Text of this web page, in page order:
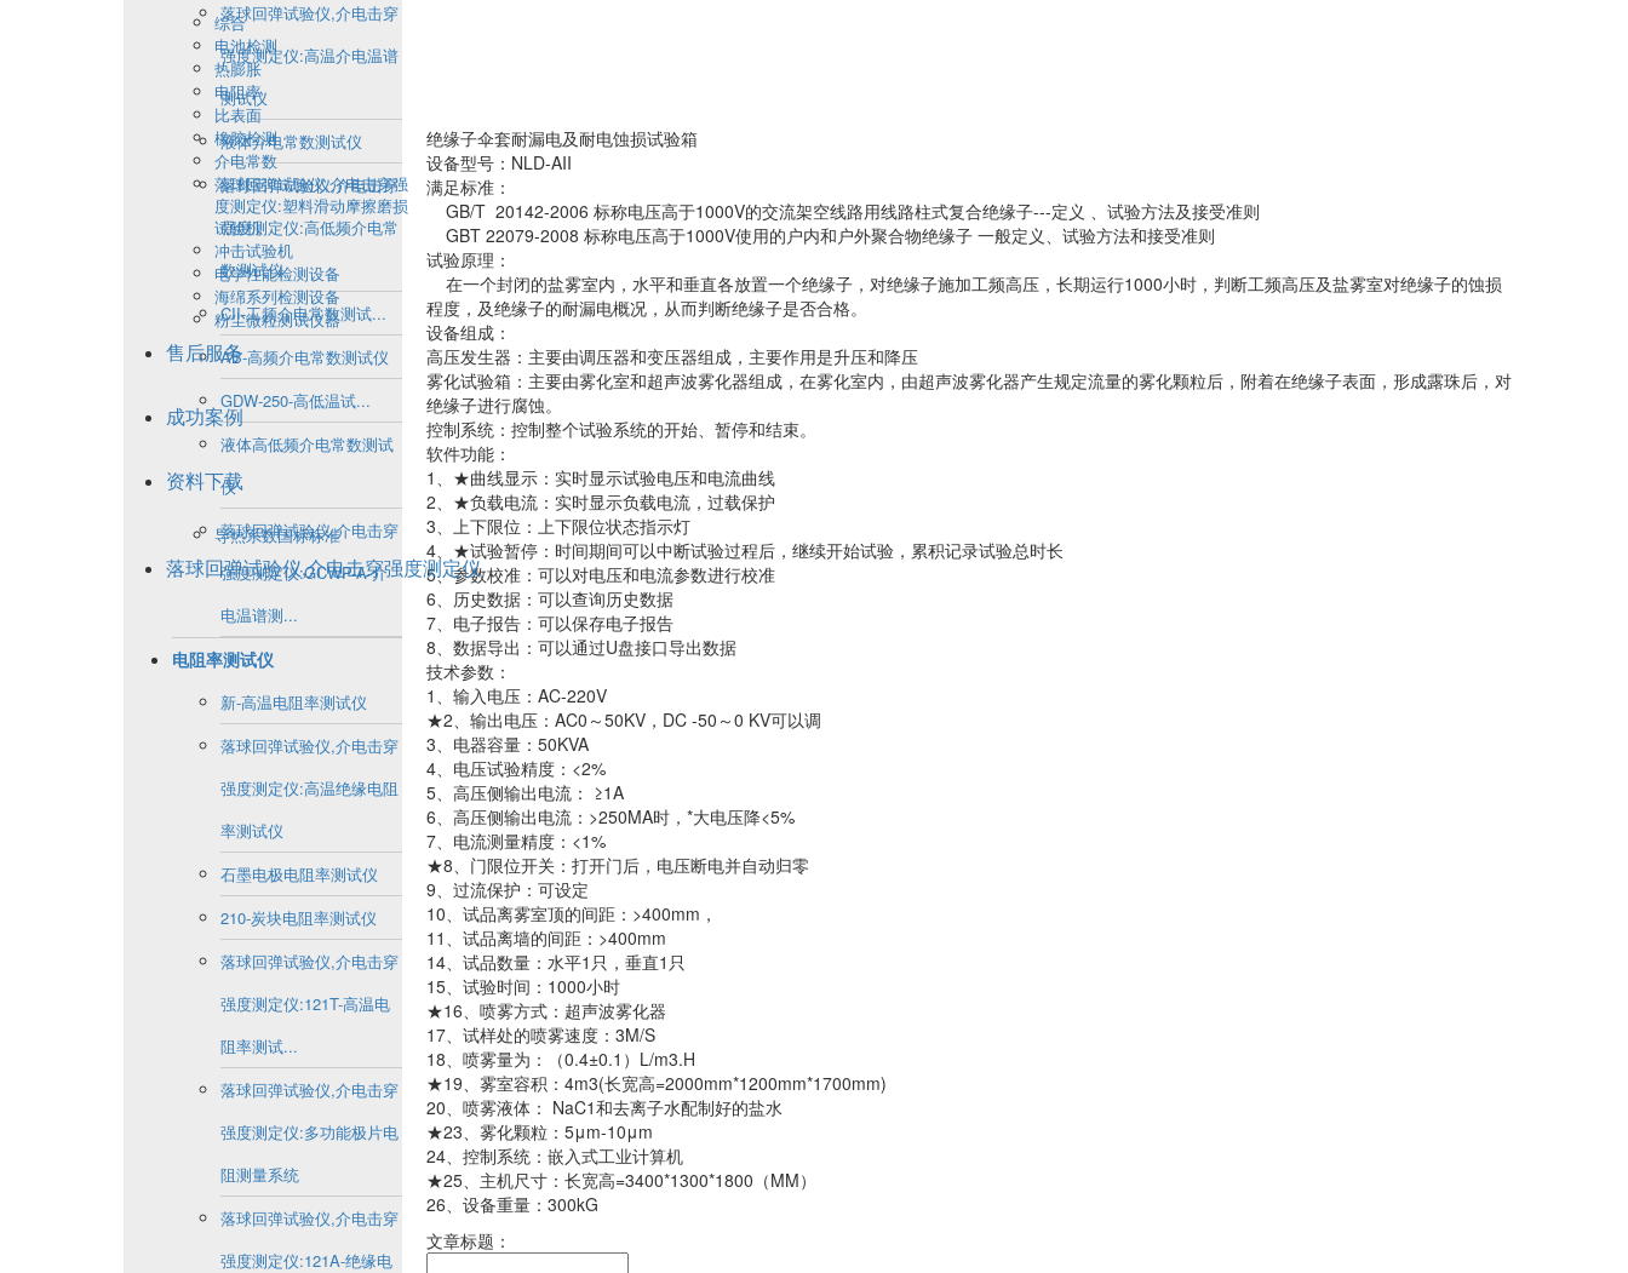
综合
电池检测
热膨胀
电阻率
比表面
橡胶检测
介电常数
落球回弹试验仪,介电击穿强
度测定仪:塑料滑动摩擦磨损
试验机
冲击试验机
电学性能检测设备
海绵系列检测设备
粉尘微粒测试仪器
售后服务
成功案例
资料下载
导热系数国标标准
落球回弹试验仪,介电击穿强度测定仪
落球回弹试验仪,介电击穿
强度测定仪:高温介电温谱
测试仪
液体介电常数测试仪
落球回弹试验仪,介电击穿
强度测定仪:高低频介电常
数测试仪
CII-工频介电常数测试...
AB-高频介电常数测试仪
GDW-250-高低温试...
液体高低频介电常数测试
仪
落球回弹试验仪,介电击穿
强度测定仪:GCWP-A-介
电温谱测...
电阻率测试仪
新-高温电阻率测试仪
落球回弹试验仪,介电击穿
强度测定仪:高温绝缘电阻
率测试仪
石墨电极电阻率测试仪
210-炭块电阻率测试仪
落球回弹试验仪,介电击穿
强度测定仪:121T-高温电
阻率测试...
落球回弹试验仪,介电击穿
强度测定仪:多功能极片电
阻测量系统
落球回弹试验仪,介电击穿
强度测定仪:121A-绝缘电
绝缘子伞套耐漏电及耐电蚀损试验箱
设备型号：NLD-AII
满足标准：
GB/T 20142-2006 标称电压高于1000V的交流架空线路用线路柱式复合绝缘子---定义 、试验方法及接受准则
GBT 22079-2008 标称电压高于1000V使用的户内和户外聚合物绝缘子 一般定义、试验方法和接受准则
试验原理：
在一个封闭的盐雾室内，水平和垂直各放置一个绝缘子，对绝缘子施加工频高压，长期运行1000小时，判断工频高压及盐雾室对绝缘子的蚀损
程度，及绝缘子的耐漏电概况，从而判断绝缘子是否合格。
设备组成：
高压发生器：主要由调压器和变压器组成，主要作用是升压和降压
雾化试验箱：主要由雾化室和超声波雾化器组成，在雾化室内，由超声波雾化器产生规定流量的雾化颗粒后，附着在绝缘子表面，形成露珠后，对
绝缘子进行腐蚀。
控制系统：控制整个试验系统的开始、暂停和结束。
软件功能：
1、★曲线显示：实时显示试验电压和电流曲线
2、★负载电流：实时显示负载电流，过载保护
3、上下限位：上下限位状态指示灯
4、★试验暂停：时间期间可以中断试验过程后，继续开始试验，累积记录试验总时长
5、参数校准：可以对电压和电流参数进行校准
6、历史数据：可以查询历史数据
7、电子报告：可以保存电子报告
8、数据导出：可以通过U盘接口导出数据
技术参数：
1、输入电压：AC-220V
★2、输出电压：AC0～50KV，DC -50～0 KV可以调
3、电器容量：50KVA
4、电压试验精度：<2%
5、高压侧输出电流： ≥1A
6、高压侧输出电流：>250MA时，*大电压降<5%
7、电流测量精度：<1%
★8、门限位开关：打开门后，电压断电并自动归零
9、过流保护：可设定
10、试品离雾室顶的间距：>400mm，
11、试品离墙的间距：>400mm
14、试品数量：水平1只，垂直1只
15、试验时间：1000小时
★16、喷雾方式：超声波雾化器
17、试样处的喷雾速度：3M/S
18、喷雾量为：（0.4±0.1）L/m3.H
★19、雾室容积：4m3(长宽高=2000mm*1200mm*1700mm)
20、喷雾液体： NaC1和去离子水配制好的盐水
★23、雾化颗粒：5μm-10μm
24、控制系统：嵌入式工业计算机
★25、主机尺寸：长宽高=3400*1300*1800（MM）
26、设备重量：300kG
文章标题：